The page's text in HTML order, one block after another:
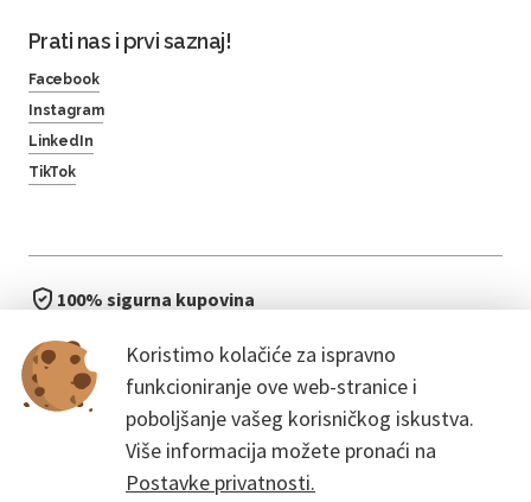
Koristimo kolačiće za ispravno
funkcioniranje ove web-stranice i
poboljšanje vašeg korisničkog iskustva.
Više informacija možete pronaći na
Postavke privatnosti.
Prati nas i prvi saznaj!
Facebook
Instagram
LinkedIn
TikTok
100% sigurna kupovina
bez čekanja u redu